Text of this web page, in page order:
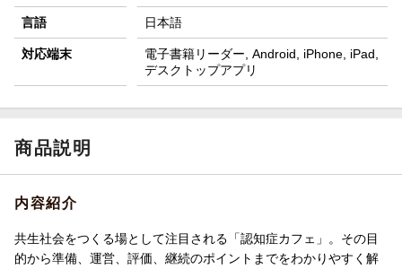
言語 日本語
対応端末
電子書籍リーダー, Android, iPhone, iPad,
デスクトップアプリ
商品説明
内容紹介
共生社会をつくる場として注目される「認知症カフェ」。その目
的から準備、運営、評価、継続のポイントまでをわかりやすく解